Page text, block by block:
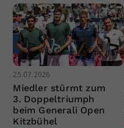
25.07.2026
Miedler stürmt zum
3. Doppeltriumph
beim Generali Open
Kitzbühel